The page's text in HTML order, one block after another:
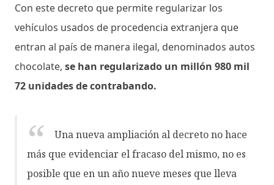
Con este decreto que permite regularizar los
vehículos usados de procedencia extranjera que
entran al país de manera ilegal, denominados autos
chocolate, se han regularizado un millón 980 mil
72 unidades de contrabando.
Una nueva ampliación al decreto no hace
más que evidenciar el fracaso del mismo, no es
posible que en un año nueve meses que lleva